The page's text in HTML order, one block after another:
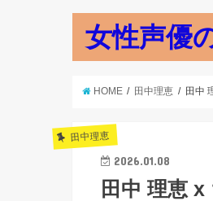
女性声優
HOME 田中理恵 田中
田中理恵
2026.01.08
田中 理恵